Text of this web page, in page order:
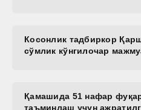
Косонлик тадбиркор
сўмлик кўнгилочар
Қамашида 51 нафар
таъминлаш учун